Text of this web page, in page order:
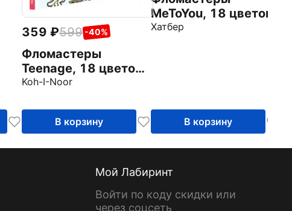
359 599 -40%
Фломастеры
Teenage, 18 цветов,
смываемые
Koh-I-Noor
В корзину
MeToYou, 18 цветов
Хатбер
В корзину
Мой Лабиринт
Войти по коду скидки или
через соцсеть